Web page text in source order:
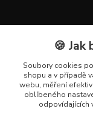
Kontakty
+420 602 223
🍪 Jak
Soubory cookies
shopu a v případě
webu, měření
oblíbeného
odpovídajících